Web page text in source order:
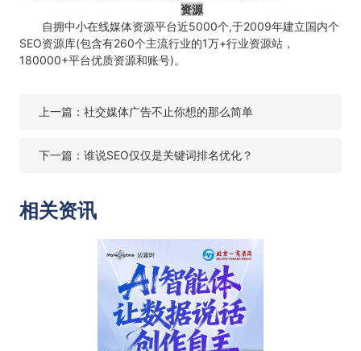
资源
自拥中小在线媒体资源平台近5000个,于2009年建立国内个
SEO资源库(包含有260个主流行业的1万+行业资源站，
180000+平台优质资源和账号)。
上一篇：社交媒体广告不止你想的那么简单
下一篇：谁说SEO仅仅是关键词排名优化？
相关资讯